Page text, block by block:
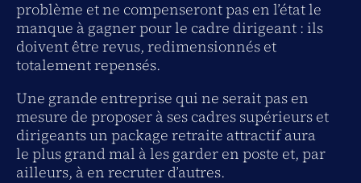
problème et ne compenseront pas en l’état le
manque à gagner pour le cadre dirigeant : ils
doivent être revus, redimensionnés et
totalement repensés.
Une grande entreprise qui ne serait pas en
mesure de proposer à ses cadres supérieurs et
dirigeants un package retraite attractif aura
le plus grand mal à les garder en poste et, par
ailleurs, à en recruter d’autres.